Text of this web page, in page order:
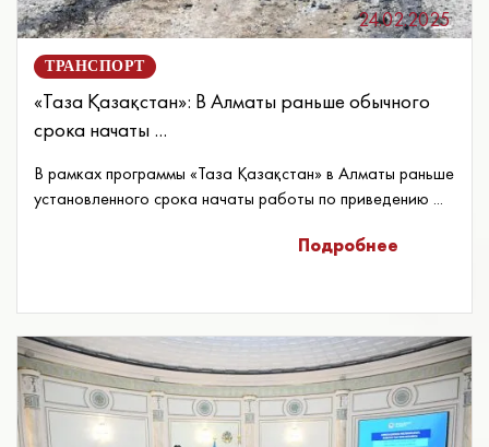
24.02.2025
ТРАНСПОРТ
«Таза Қазақстан»: В Алматы раньше обычного
срока начаты ...
В рамках программы «Таза Қазақстан» в Алматы раньше
установленного срока начаты работы по приведению ...
Подробнее